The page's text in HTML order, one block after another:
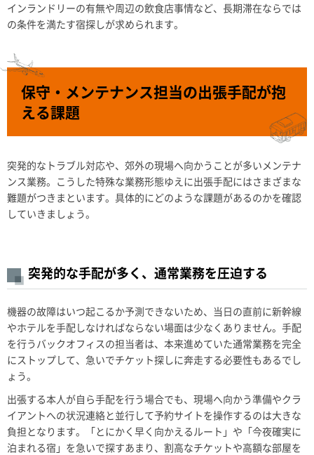
インランドリーの有無や周辺の飲食店事情など、長期滞在ならでは
の条件を満たす宿探しが求められます。
保守・メンテナンス担当の出張手配が抱
える課題
突発的なトラブル対応や、郊外の現場へ向かうことが多いメンテナ
ンス業務。こうした特殊な業務形態ゆえに出張手配にはさまざまな
難題がつきまといます。具体的にどのような課題があるのかを確認
していきましょう。
突発的な手配が多く、通常業務を圧迫する
機器の故障はいつ起こるか予測できないため、当日の直前に新幹線
やホテルを手配しなければならない場面は少なくありません。手配
を行うバックオフィスの担当者は、本来進めていた通常業務を完全
にストップして、急いでチケット探しに奔走する必要性もあるでし
ょう。
出張する本人が自ら手配を行う場合でも、現場へ向かう準備やクラ
イアントへの状況連絡と並行して予約サイトを操作するのは大きな
負担となります。「とにかく早く向かえるルート」や「今夜確実に
泊まれる宿」を急いで探すあまり、割高なチケットや高額な部屋を